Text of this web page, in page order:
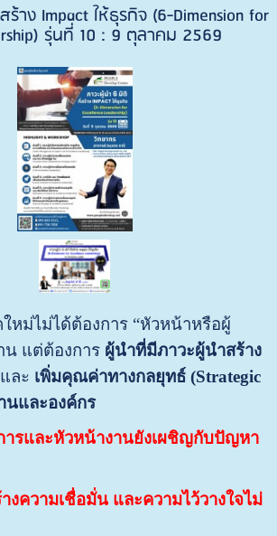
าง Impact ให้ธุรกิจ (6-Dimension for
รุ่นที่ 10 : 9 ตุลาคม 2569
หม่ไม่ได้ต้องการ “หัวหน้าหรือผู้
น แต่ต้องการ ผู้นำที่มีภาวะผู้นำสร้าง
ละ เพิ่มคุณค่าทางกลยุทธ์ (Strategic
นและองค์กร
ารและหัวหน้างานยังเผชิญกับปัญหา
งความเชื่อมั่น และความไว้วางใจไม่